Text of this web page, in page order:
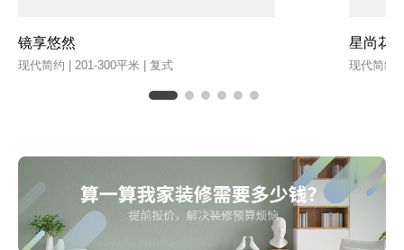
镜享悠然
现代简约 | 201-300平米 | 复式
星尚花
现代简约